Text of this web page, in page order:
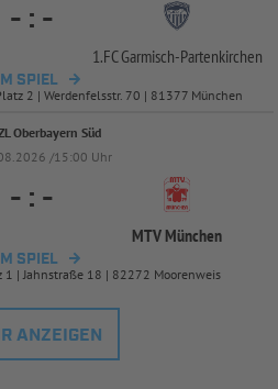
- : -
1.FC Garmisch-Partenkirchen
SPIEL
2 | Werdenfelsstr. 70 | 81377 München
Oberbayern Süd
/15:00 Uhr
- : -
MTV München
SPIEL
1 | Jahnstraße 18 | 82272 Moorenweis
ANZEIGEN